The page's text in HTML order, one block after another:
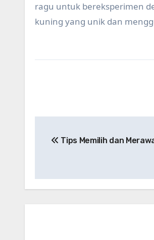
ragu untuk bereksperimen
kuning yang unik dan
navigation
Tips Memilih dan